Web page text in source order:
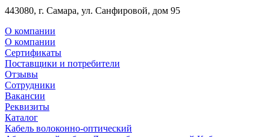
443080, г. Самара, ул. Санфировой, дом 95
О компании
О компании
Сертификаты
Поставщики и потребители
Отзывы
Сотрудники
Вакансии
Реквизиты
Каталог
Кабель волоконно-оптический